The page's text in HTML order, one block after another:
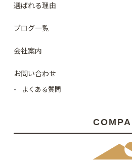
選ばれる理由
ブログ一覧
会社案内
お問い合わせ
よくある質問